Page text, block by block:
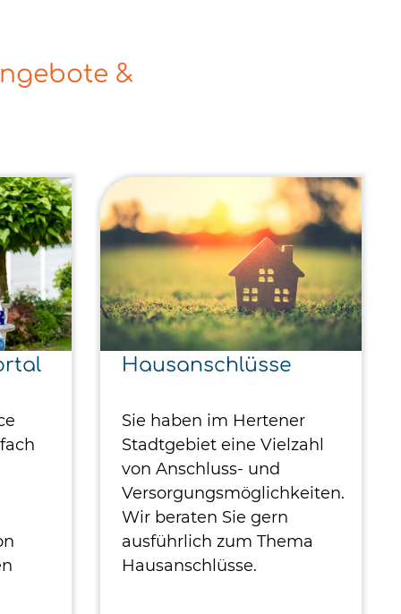
&
Hausanschlüsse
Sie haben im Hertener
Stadtgebiet eine Vielzahl
von Anschluss- und
Versorgungsmöglichkeiten.
Wir beraten Sie gern
ausführlich zum Thema
Hausanschlüsse.